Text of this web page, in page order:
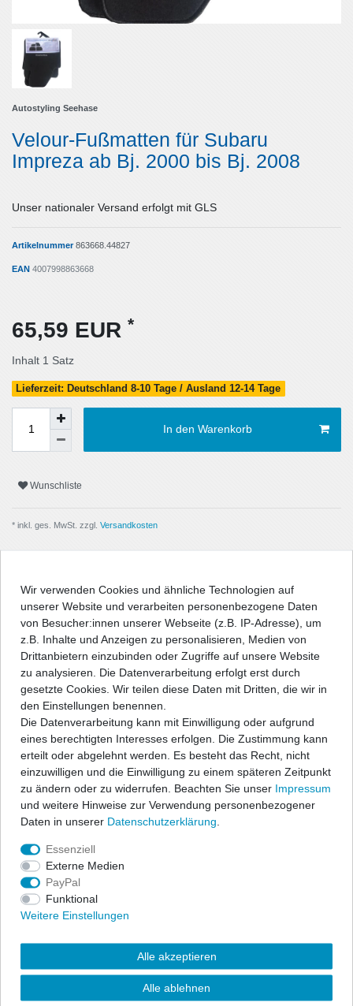
Autostyling Seehase
Velour-Fußmatten für Subaru
Impreza ab Bj. 2000 bis Bj. 2008
Unser nationaler Versand erfolgt mit GLS
Artikelnummer863668.44827
EAN 4007998863668
65,59 EUR *
Inhalt 1 Satz
Lieferzeit: Deutschland 8-10 Tage / Ausland 12-14 Tage
In den Warenkorb
Wunschliste
* inkl. ges. MwSt. zzgl. Versandkosten
Beschreibung
Angaben Produktsicherheit
Passform-Fußmatten:
- passgenau nach Form des Fußraums
- hochwertige, strapazierfähige Velourqualität (ca. 600g/m²) mit
- Antirutsch-Schutz auf der Unterseite
Befestigungssystem, oder im Lieferumfang befinden sich
entsprechende Befestigungsteile zur Fixierung der Matten, wenn
benötigt wird.
- Material:100% Polyamid, Velour (ca. 600g/m²)
Wir verwenden Cookies und ähnliche Technologien auf
unserer Website und verarbeiten personenbezogene Daten
von Besucher:innen unserer Webseite (z.B. IP-Adresse), um
z.B. Inhalte und Anzeigen zu personalisieren, Medien von
Drittanbietern einzubinden oder Zugriffe auf unsere Website
zu analysieren. Die Datenverarbeitung erfolgt erst durch
gesetzte Cookies. Wir teilen diese Daten mit Dritten, die wir in
den Einstellungen benennen.
Die Datenverarbeitung kann mit Einwilligung oder aufgrund
eines berechtigten Interesses erfolgen. Die Zustimmung kann
erteilt oder abgelehnt werden. Es besteht das Recht, nicht
einzuwilligen und die Einwilligung zu einem späteren Zeitpunkt
zu ändern oder zu widerrufen. Beachten Sie unser Impressum
und weitere Hinweise zur Verwendung personenbezogener
Daten in unserer Daten­schutz­erklärung
Essenziell
Externe Medien
PayPal
Funktional
Weitere Einstellungen
Alle akzeptieren
Alle ablehnen